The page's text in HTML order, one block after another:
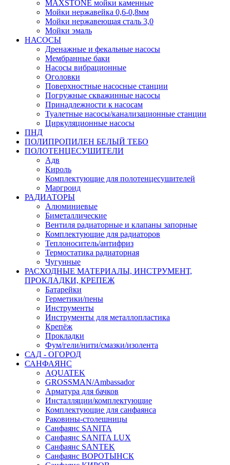
MAXSTONE мойки каменные
Мойки нержавейка 0,6-0,8мм
Мойки нержавеющая сталь 3,0
Мойки эмаль
НАСОСЫ
Дренажные и фекальные насосы
Мембранные баки
Насосы вибрационные
Оголовки
Поверхностные насосные станции
Погружные скважинные насосы
Принадлежности к насосам
Туалетные насосы/канализационные станции
Циркуляционные насосы
ПНД
ПОЛИПРОПИЛЕН БЕЛЫЙ ТЕБО
ПОЛОТЕНЦЕСУШИТЕЛИ
Адв
Кироль
Комплектующие для полотенцесушителей
Маргроид
РАДИАТОРЫ
Алюминиевые
Биметаллические
Вентиля радиаторные и клапаны запорные
Комплектующие для радиаторов
Теплоноситель/антифриз
Термостатика радиаторная
Чугунные
РАСХОДНЫЕ МАТЕРИАЛЫ, ИНСТРУМЕНТ,
ПРОКЛАДКИ, КРЕПЕЖ
Батарейки
Герметики/пены
Инструменты
Инструменты для металлопластика
Крепёж
Прокладки
Фум/гели/нити/смазки/изолента
САД - ОГОРОД
САНФАЯНС
AQUATEK
GROSSMAN/Ambassador
Арматура для бачков
Инсталляции/комплектующие
Комплектующие для санфаянса
Раковины-столешницы
Санфаянс SANITA
Санфаянс SANITA LUX
Санфаянс SANTEK
Санфаянс ВОРОТЫНСК